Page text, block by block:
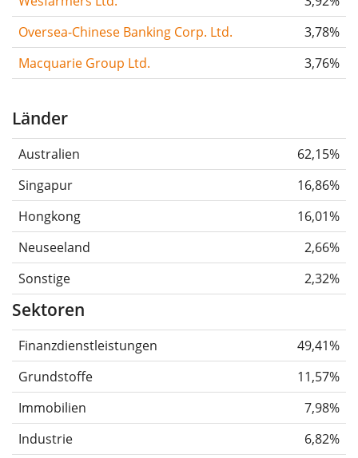
Oversea-Chinese Banking Corp. Ltd.
3,78%
Macquarie Group Ltd.
3,76%
Länder
Australien
62,15%
Singapur
16,86%
Hongkong
16,01%
Neuseeland
2,66%
Sonstige
2,32%
Sektoren
Finanzdienstleistungen
49,41%
Grundstoffe
11,57%
Immobilien
7,98%
Industrie
6,82%